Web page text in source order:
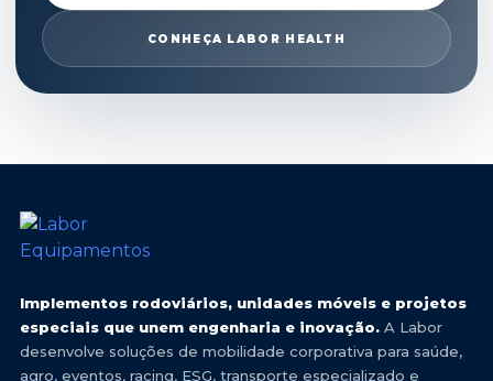
CONHEÇA LABOR HEALTH
Implementos rodoviários, unidades móveis e projetos
especiais que unem engenharia e inovação. A Labor
desenvolve soluções de mobilidade corporativa para saúde,
agro, eventos, racing, ESG, transporte especializado e